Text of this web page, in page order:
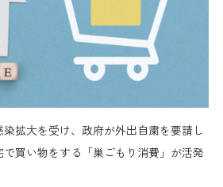
拡大を受け、政府が外出自粛を要請し
で買い物をする「巣ごもり消費」が活発